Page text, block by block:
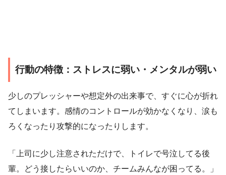
行動の特徴：ストレスに弱い・メンタルが弱い
少しのプレッシャーや想定外の出来事で、すぐに心が折れ
てしまいます。感情のコントロールが効かなくなり、涙も
ろくなったり攻撃的になったりします。
「上司に少し注意されただけで、トイレで号泣してる後
輩。どう接したらいいのか、チームみんなが困ってる。」